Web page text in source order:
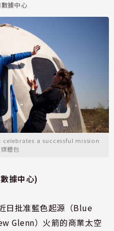
據中心
a successful mission
體包
據中心)
日批准藍色起源（Blue
Glenn）火箭的商業太空